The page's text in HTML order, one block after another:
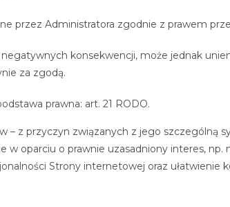
przez Administratora zgodnie z prawem
konsekwencji, może jednak
za zgodą.
prawna: art. 21 RODO.
– z przyczyn związanych z jego szczególną
oparciu o prawnie uzasadniony interes,
Strony internetowej oraz ułatwienie